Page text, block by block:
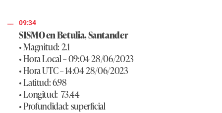
09:34
SISMO en Betulia, Santander
• Magnitud: 2.1
• Hora Local – 09:04 28/06/2023
• Hora UTC – 14:04 28/06/2023
• Latitud: 6.98
• Longitud: -73.44
• Profundidad: superficial